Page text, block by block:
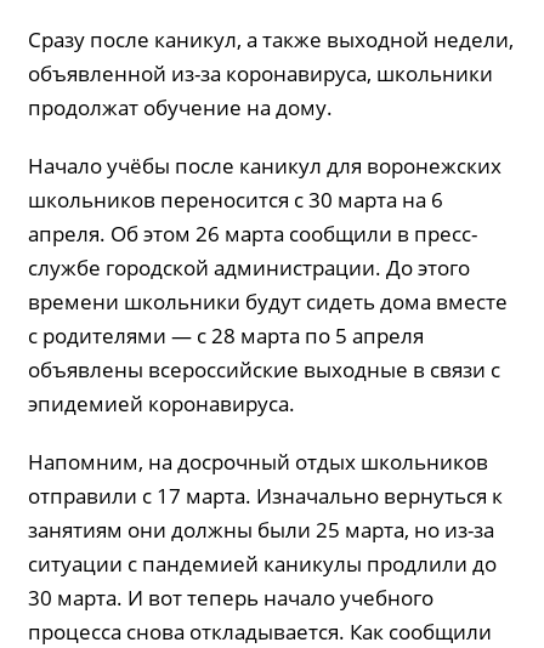
Сразу после каникул, а также выходной недели,
объявленной из-за коронавируса, школьники
продолжат обучение на дому.
Начало учёбы после каникул для воронежских
школьников переносится с 30 марта на 6
апреля. Об этом 26 марта сообщили в пресс-
службе городской администрации. До этого
времени школьники будут сидеть дома вместе
с родителями — с 28 марта по 5 апреля
объявлены всероссийские выходные в связи с
эпидемией коронавируса.
Напомним, на досрочный отдых школьников
отправили с 17 марта. Изначально вернуться к
занятиям они должны были 25 марта, но из-за
ситуации с пандемией каникулы продлили до
30 марта. И вот теперь начало учебного
процесса снова откладывается. Как сообщили